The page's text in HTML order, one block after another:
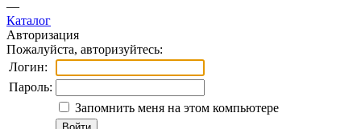
—
Каталог
Авторизация
Пожалуйста, авторизуйтесь:
Логин:
Пароль:
Запомнить меня на этом компьютере